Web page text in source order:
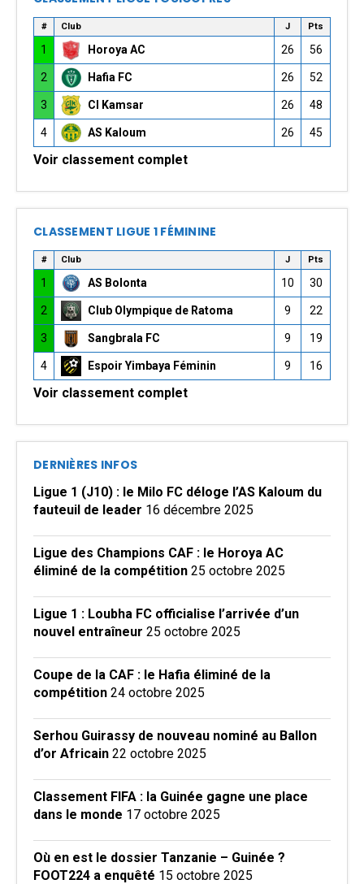
# Club J Pts
1 Horoya AC 26 56
2 Hafia FC 26 52
3 CI Kamsar 26 48
4 AS Kaloum 26 45
Voir classement complet
CLASSEMENT LIGUE 1 FÉMININE
# Club J Pts
1 AS Bolonta 10 30
2 Club Olympique de Ratoma 9 22
3 Sangbrala FC 9 19
4 Espoir Yimbaya Féminin 9 16
Voir classement complet
DERNIÈRES INFOS
Ligue 1 (J10) : le Milo FC déloge l’AS Kaloum du
fauteuil de leader 16 décembre 2025
Ligue des Champions CAF : le Horoya AC
éliminé de la compétition 25 octobre 2025
Ligue 1 : Loubha FC officialise l’arrivée d’un
nouvel entraîneur 25 octobre 2025
Coupe de la CAF : le Hafia éliminé de la
compétition 24 octobre 2025
Serhou Guirassy de nouveau nominé au Ballon
d’or Africain 22 octobre 2025
Classement FIFA : la Guinée gagne une place
dans le monde 17 octobre 2025
Où en est le dossier Tanzanie – Guinée ?
FOOT224 a enquêté 15 octobre 2025